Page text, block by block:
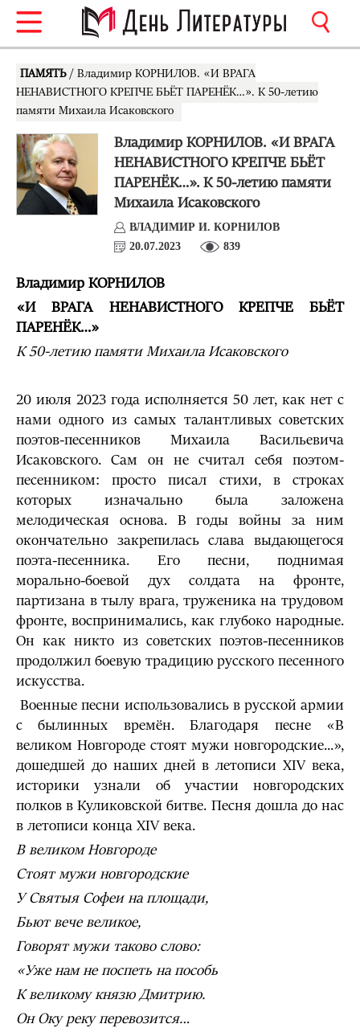
ПАМЯТЬ / Владимир КОРНИЛОВ. «И ВРАГА
НЕНАВИСТНОГО КРЕПЧЕ БЬЁТ ПАРЕНЁК…». К 50-летию
памяти Михаила Исаковского
Владимир КОРНИЛОВ. «И ВРАГА
НЕНАВИСТНОГО КРЕПЧЕ БЬЁТ
ПАРЕНЁК…». К 50-летию памяти
Михаила Исаковского
ВЛАДИМИР И. КОРНИЛОВ
20.07.2023
839
Владимир КОРНИЛОВ
«И ВРАГА НЕНАВИСТНОГО КРЕПЧЕ БЬЁТ
ПАРЕНЁК…»
К 50-летию памяти Михаила Исаковского
20 июля 2023 года исполняется 50 лет, как нет с
нами одного из самых талантливых советских
поэтов-песенников Михаила Васильевича
Исаковского. Сам он не считал себя поэтом-
песенником: просто писал стихи, в строках
которых изначально была заложена
мелодическая основа. В годы войны за ним
окончательно закрепилась слава выдающегося
поэта-песенника. Его песни, поднимая
морально-боевой дух солдата на фронте,
партизана в тылу врага, труженика на трудовом
фронте, воспринимались, как глубоко народные.
Он как никто из советских поэтов-песенников
продолжил боевую традицию русского песенного
искусства.
Военные песни использовались в русской армии
с былинных времён. Благодаря песне «В
великом Новгороде стоят мужи новгородские...»,
дошедшей до наших дней в летописи XIV века,
историки узнали об участии новгородских
полков в Куликовской битве. Песня дошла до нас
в летописи конца XIV века.
В великом Новгороде
Стоят мужи новгородские
У Святыя Софеи на площади,
Бьют вече великое,
Говорят мужи таково слово:
«Уже нам не поспеть на пособь
К великому князю Дмитрию.
Он Оку реку перевозится…